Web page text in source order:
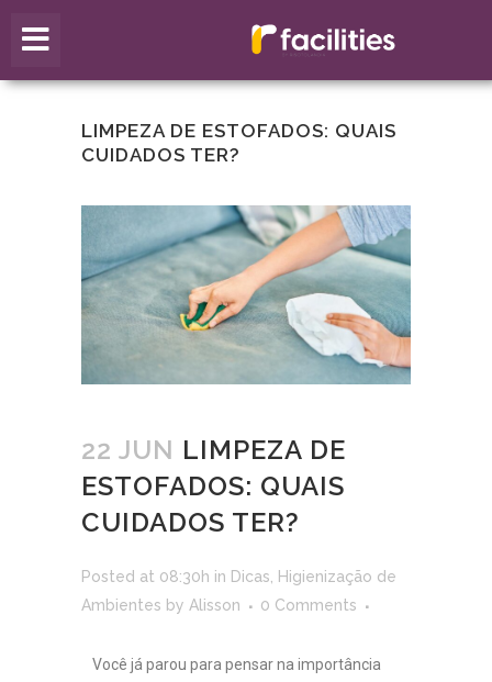
LIMPEZA DE ESTOFADOS: QUAIS
CUIDADOS TER?
22 JUN LIMPEZA DE
ESTOFADOS: QUAIS
CUIDADOS TER?
Posted at 08:30h in Dicas
Higienização de
Ambientes by Alisson 0 Comments
Você já parou para pensar na importância